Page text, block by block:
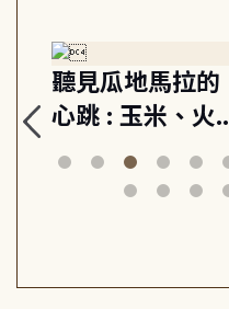
聽見瓜地馬拉的
心跳 : 玉米、火
山與信仰, 外交
筆下的現代馬雅